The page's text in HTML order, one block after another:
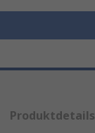
Produktdetails